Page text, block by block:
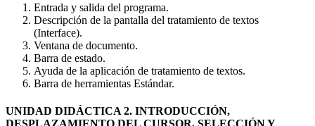
Entrada y salida del programa.
Descripción de la pantalla del tratamiento de textos
(Interface).
Ventana de documento.
Barra de estado.
Ayuda de la aplicación de tratamiento de textos.
Barra de herramientas Estándar.
UNIDAD DIDÁCTICA 2. INTRODUCCIÓN,